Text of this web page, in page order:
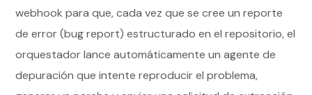
webhook para que, cada vez que se cree un reporte
de error (bug report) estructurado en el repositorio, el
orquestador lance automáticamente un agente de
depuración que intente reproducir el problema,